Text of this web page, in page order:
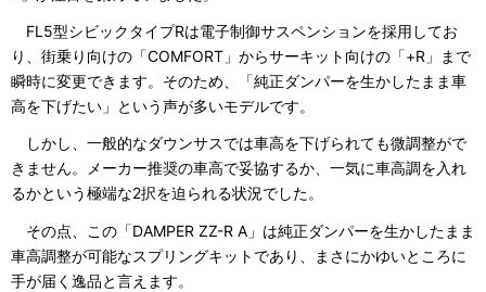
FL5型シビックタイプRは電子制御サスペンションを採用してお
り、街乗り向けの「COMFORT」からサーキット向けの「+R」まで
瞬時に変更できます。そのため、「純正ダンパーを生かしたまま車
高を下げたい」という声が多いモデルです。
しかし、一般的なダウンサスでは車高を下げられても微調整がで
きません。メーカー推奨の車高で妥協するか、一気に車高調を入れ
るかという極端な2択を迫られる状況でした。
その点、この「DAMPER ZZ-R A」は純正ダンパーを生かしたまま
車高調整が可能なスプリングキットであり、まさにかゆいところに
手が届く逸品と言えます。